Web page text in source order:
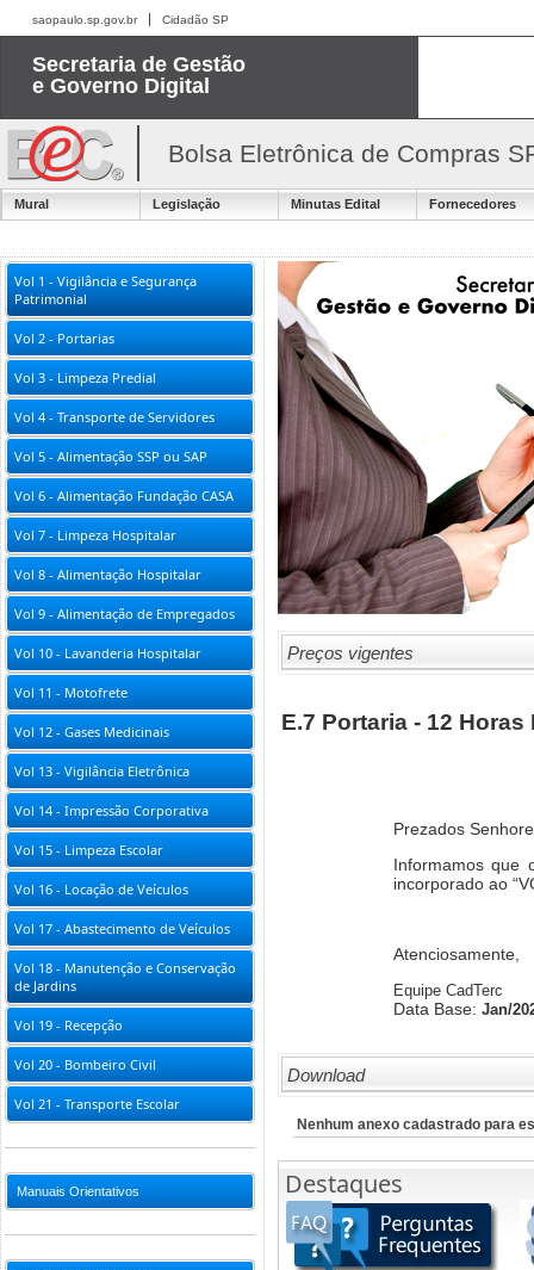
saopaulo.sp.gov.br Cidadão SP
Secretaria de Gestão
e Governo Digital
Bolsa Eletrônica de Compras
Mural Legislação Minutas Edital Fornecedores
Vol 1 - Vigilância e Segurança
Patrimonial
Vol 2 - Portarias
Vol 3 - Limpeza Predial
Vol 4 - Transporte de Servidores
Vol 5 - Alimentação SSP ou SAP
Vol 6 - Alimentação Fundação CASA
Vol 7 - Limpeza Hospitalar
Vol 8 - Alimentação Hospitalar
Vol 9 - Alimentação de Empregados
Vol 10 - Lavanderia Hospitalar
Vol 11 - Motofrete
Vol 12 - Gases Medicinais
Vol 13 - Vigilância Eletrônica
Vol 14 - Impressão Corporativa
Vol 15 - Limpeza Escolar
Vol 16 - Locação de Veículos
Vol 17 - Abastecimento de Veículos
Vol 18 - Manutenção e Conservação
de Jardins
Vol 19 - Recepção
Vol 20 - Bombeiro Civil
Vol 21 - Transporte Escolar
Manuais Orientativos
Preços vigentes
E.7 Portaria - 12
Prezados
Informamos que
incorporado ao
Atenciosamente,
Equipe CadTerc
Data Base: Jan/
Download
Nenhum anexo cadastrado para
Destaques